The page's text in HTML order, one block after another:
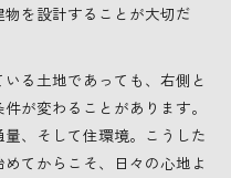
を設計することが大切だ
る土地であっても、右側と
が変わることがあります。
、そして住環境。こうした
てからこそ、日々の心地よ